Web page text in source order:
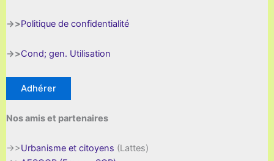
->>Politique de confidentialité
->>Cond; gen. Utilisation
Adhérer
Nos amis et partenaires
->>Urbanisme et citoyens (Lattes)